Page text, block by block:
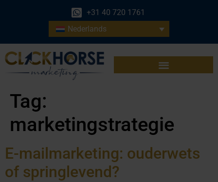
+31 40 720 1761
Nederlands
Tag:
marketingstrategie
E-mailmarketing: ouderwets
of springlevend?